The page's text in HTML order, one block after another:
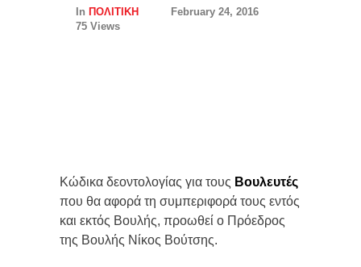
In ΠΟΛΙΤΙΚΗ
February 24, 2016
75 Views
Κώδικα δεοντολογίας για τους Βουλευτές
που θα αφορά τη συμπεριφορά τους εντός
και εκτός Βουλής, προωθεί ο Πρόεδρος
της Βουλής Νίκος Βούτσης.